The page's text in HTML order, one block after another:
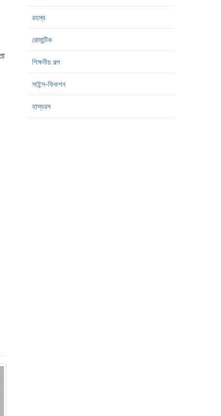
রহস্য
রোমান্টিক
শিক্ষনীয় গল্প
সাইন্স-ফিকশন
হাস্যরস